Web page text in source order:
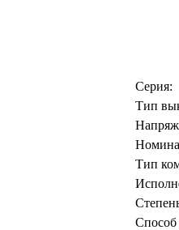
Серия:
Тип
Тип
Способ